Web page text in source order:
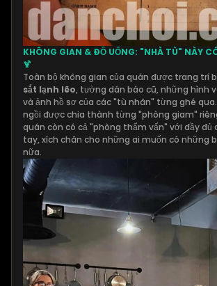
KHÔNG GIAN & ĐỒ UỐNG: "NHÀ TÙ" NÀY
🍹
Toàn bộ không gian của quán được trang trí
sắt lạnh lẽo, tường dán báo cũ, những hình
và ảnh hồ sơ của các "tù nhân" từng ghé
ngồi được chia thành từng "phòng giam"
quán còn có cả "phòng thẩm vấn" với đầy đủ
tay, xích chân cho những ai muốn có những
nữa.